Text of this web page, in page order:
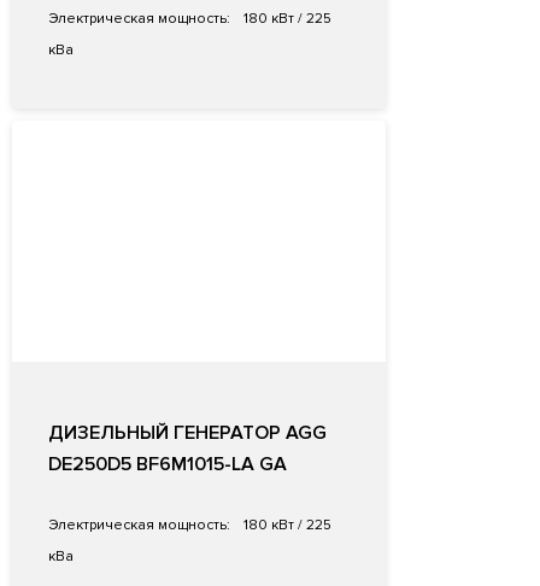
Электрическая мощность:
180 кВт / 225
кВа
ДИЗЕЛЬНЫЙ ГЕНЕРАТОР AGG
DE250D5 BF6M1015-LA GA
Электрическая мощность:
180 кВт / 225
кВа